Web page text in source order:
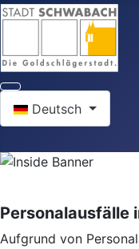
Deutsch
Personalausfälle
Aufgrund von